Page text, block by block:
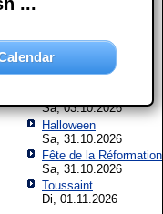
Les prochaines fêtes et
Assomption de Marie
Sa, 15.08.2026
Sa, 03.10.2026
Halloween
Sa, 31.10.2026
Fête de la Réformation
Sa, 31.10.2026
Toussaint
Di, 01.11.2026